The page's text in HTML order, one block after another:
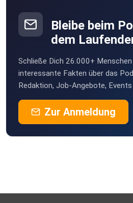
Berlin
SabineO
Singen
Rottweil
plotzks
Muster
Bleibe beim
dem
Schließe Dich 26.000+ Menschen
interessante Fakten über das
Redaktion, Job-Angebote, Events
Zur Anmeldung